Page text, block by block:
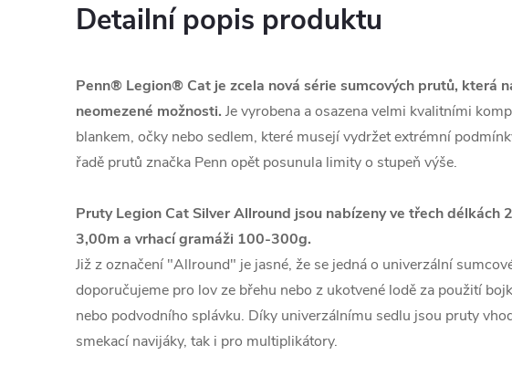
Detailní popis produktu
Penn® Legion® Cat je zcela nová série sumcových prutů, která
neomezené možnosti. Je vyrobena a osazena velmi kvalitními
blankem, očky nebo sedlem, které musejí vydržet extrémní
řadě prutů značka Penn opět posunula limity o stupeň výše.
Pruty Legion Cat Silver Allround jsou nabízeny ve třech délkách
3,00m a vrhací gramáži 100-300g.
Již z označení "Allround" je jasné, že se jedná o univerzální
doporučujeme pro lov ze břehu nebo z ukotvené lodě za použití
nebo podvodního splávku. Díky univerzálnímu sedlu jsou pruty
smekací navijáky, tak i pro multiplikátory.